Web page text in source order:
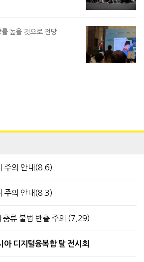
높을 것으로 전망
주의 안내(8.6)
주의 안내(8.3)
충류 불법 반출 주의 (7.29)
아 디지털융복합 탈 전시회